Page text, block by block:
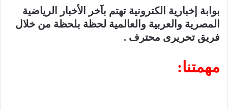
بوابة إخبارية الكترونية تهتم بآخر الأخبار الرياضية
المصرية والعربية والعالمية لحظة بلحظة من خلال
فريق تحريرى محترف .
مهمتنا: